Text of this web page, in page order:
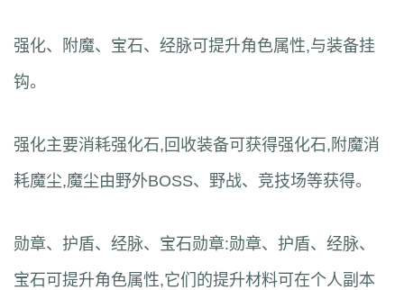
强化、附魔、宝石、经脉可提升角色属性,与装备挂
钩。
强化主要消耗强化石,回收装备可获得强化石,附魔消
耗魔尘,魔尘由野外BOSS、野战、竞技场等获得。
勋章、护盾、经脉、宝石勋章:勋章、护盾、经脉、
宝石可提升角色属性,它们的提升材料可在个人副本